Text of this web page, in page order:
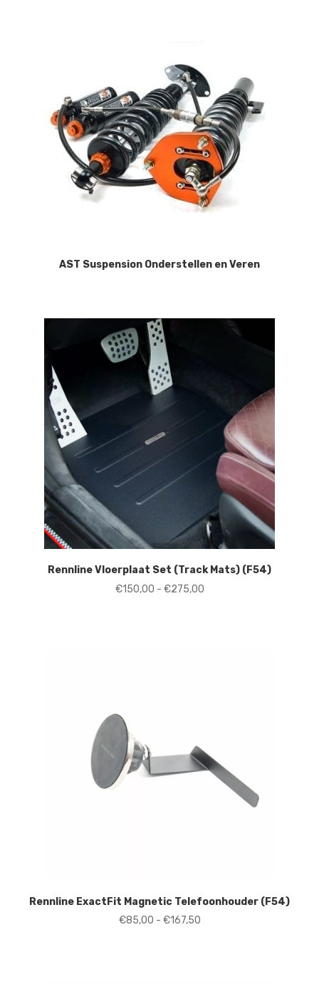
AST Suspension Onderstellen en Veren
Rennline Vloerplaat Set (Track Mats) (F54)
€150,00 - €275,00Prijsklasse:
Rennline ExactFit Magnetic Telefoonhouder (F54)
€85,00 - €167,50Prijsklasse: